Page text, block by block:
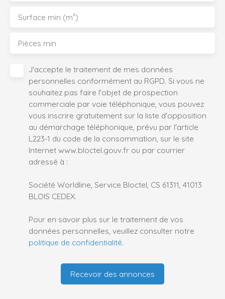
Surface min (m²)
Pièces min
J'accepte le traitement de mes données
personnelles conformément au RGPD. Si vous ne
souhaitez pas faire l'objet de prospection
commerciale par voie téléphonique, vous pouvez
vous inscrire gratuitement sur la liste d'opposition
au démarchage téléphonique, prévu par l'article
L223-1 du code de la consommation, sur le site
Internet www.bloctel.gouv.fr ou par courrier
adressé à :
Société Worldline, Service Bloctel, CS 61311, 41013
BLOIS CEDEX.
Pour en savoir plus sur le traitement de vos
données personnelles, veuillez consulter notre
politique de confidentialité.
Recevoir des annonces